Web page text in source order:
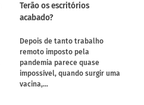
Terão os escritórios
acabado?
Depois de tanto trabalho
remoto imposto pela
pandemia parece quase
impossível, quando surgir uma
vacina,…